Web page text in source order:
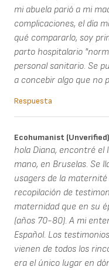
mi abuela parió a mi
complicaciones, el día
qué compararlo, soy
parto hospitalario
personal sanitario. Se
a concebir algo que no
Respuesta
Ecohumanist (unverified)
hola Diana, encontré el
mano, en Bruselas. Se
usagers de la
recopilación de
maternidad que en su
(años 70-80). A mi
Español. Los
vienen de todos los
era el único lugar en